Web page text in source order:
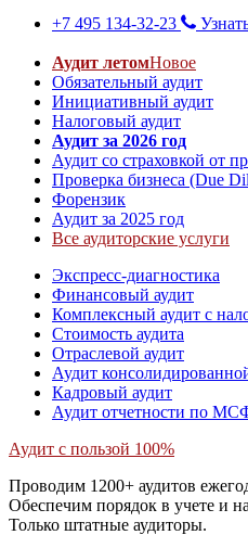
+7 495 134-32-23
Аудит летомНовое
Обязательный аудит
Инициативный аудит
Налоговый аудит
Аудит за 2026 год
Аудит со страховкой от
Проверка бизнеса (Due
Форензик
Аудит за 2025 год
Все аудиторские услуги
Экспресс-диагностика
Финансовый аудит
Комплексный аудит с
Стоимость аудита
Отраслевой аудит
Аудит
Кадровый аудит
Аудит отчетности по
Аудит с пользой 100%
Проводим 1200+ аудитов
Обеспечим порядок в учете и
Только штатные аудиторы.